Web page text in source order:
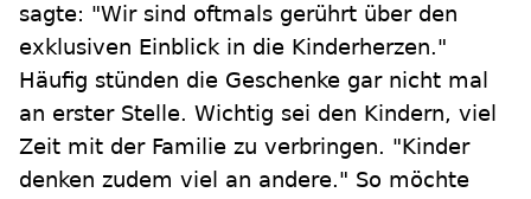
sagte: "Wir sind oftmals gerührt über den
exklusiven Einblick in die Kinderherzen."
Häufig stünden die Geschenke gar nicht mal
an erster Stelle. Wichtig sei den Kindern, viel
Zeit mit der Familie zu verbringen. "Kinder
denken zudem viel an andere." So möchte